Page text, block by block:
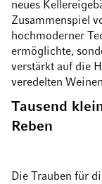
neues
Zusammenspiel
hochmoderner
ermöglichte,
verstärkt auf die
veredelten
Tausend
Reben
Die Trauben für